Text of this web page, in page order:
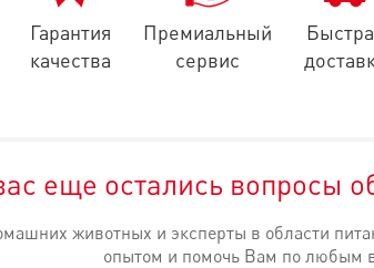
порции и компенсировать сниженный
ME, Железо: 40 мг, Йод: 4 мг, Медь: 12
Гарантия
качества
Премиальный
сервис
еще остались вопросы
животных и эксперты в области
опытом и помочь Вам по любым